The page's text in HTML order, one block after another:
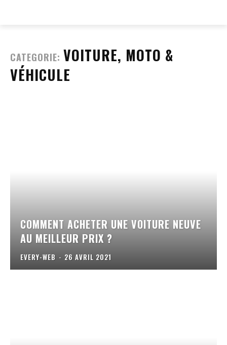
CATEGORIE: VOITURE, MOTO &
VÉHICULE
COMMENT ACHETER UNE VOITURE NEUVE
AU MEILLEUR PRIX ?
EVERY-WEB - 26 AVRIL 2021